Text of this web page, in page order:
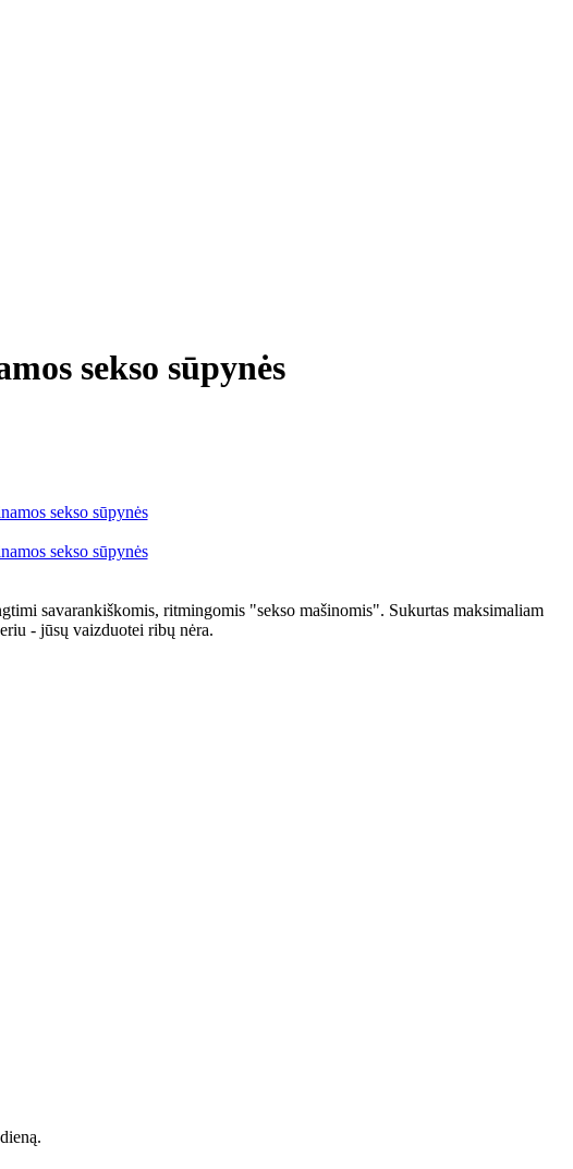
sekso sūpynės
savarankiškomis, ritmingomis "sekso mašinomis". Sukurtas maksimaliam
- jūsų vaizduotei ribų nėra.